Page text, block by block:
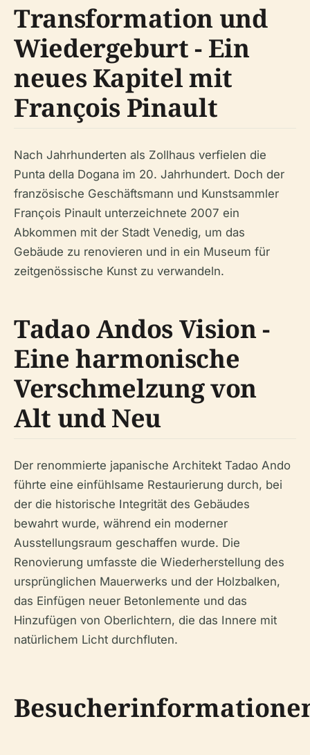
Transformation und
Wiedergeburt - Ein
neues Kapitel mit
François Pinault
Nach Jahrhunderten als Zollhaus verfielen die
Punta della Dogana im 20. Jahrhundert. Doch der
französische Geschäftsmann und Kunstsammler
François Pinault unterzeichnete 2007 ein
Abkommen mit der Stadt Venedig, um das
Gebäude zu renovieren und in ein Museum für
zeitgenössische Kunst zu verwandeln.
Tadao Andos Vision -
Eine harmonische
Verschmelzung von
Alt und Neu
Der renommierte japanische Architekt Tadao Ando
führte eine einfühlsame Restaurierung durch, bei
der die historische Integrität des Gebäudes
bewahrt wurde, während ein moderner
Ausstellungsraum geschaffen wurde. Die
Renovierung umfasste die Wiederherstellung des
ursprünglichen Mauerwerks und der Holzbalken,
das Einfügen neuer Betonlemente und das
Hinzufügen von Oberlichtern, die das Innere mit
natürlichem Licht durchfluten.